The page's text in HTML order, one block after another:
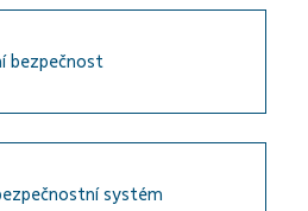
bezpečnost
systém